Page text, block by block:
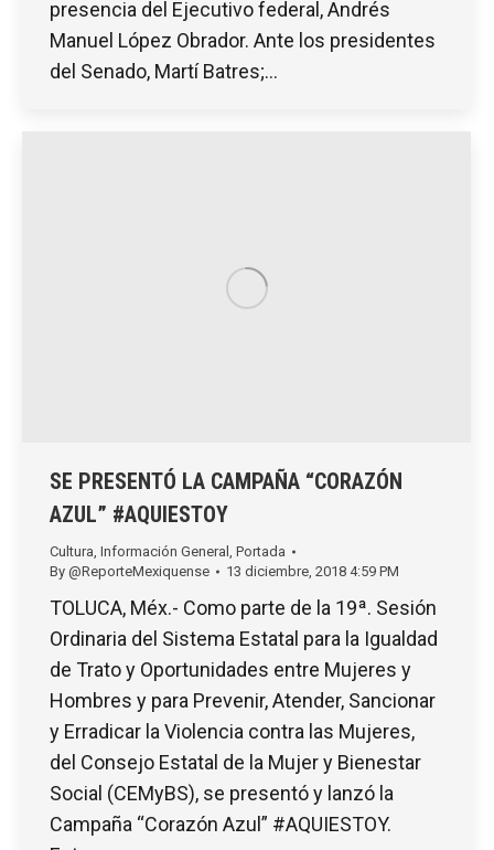
presencia del Ejecutivo federal, Andrés
Manuel López Obrador. Ante los presidentes
del Senado, Martí Batres;…
SE PRESENTÓ LA CAMPAÑA “CORAZÓN
AZUL” #AQUIESTOY
Cultura Información General
Portada
By @ReporteMexiquense 13 diciembre, 2018 4:59 PM
TOLUCA, Méx.- Como parte de la 19ª. Sesión
Ordinaria del Sistema Estatal para la Igualdad
de Trato y Oportunidades entre Mujeres y
Hombres y para Prevenir, Atender, Sancionar
y Erradicar la Violencia contra las Mujeres,
del Consejo Estatal de la Mujer y Bienestar
Social (CEMyBS), se presentó y lanzó la
Campaña “Corazón Azul” #AQUIESTOY.